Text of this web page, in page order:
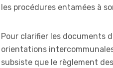
les procédures entamées à
Pour clarifier les documents
orientations
subsiste que le règlement